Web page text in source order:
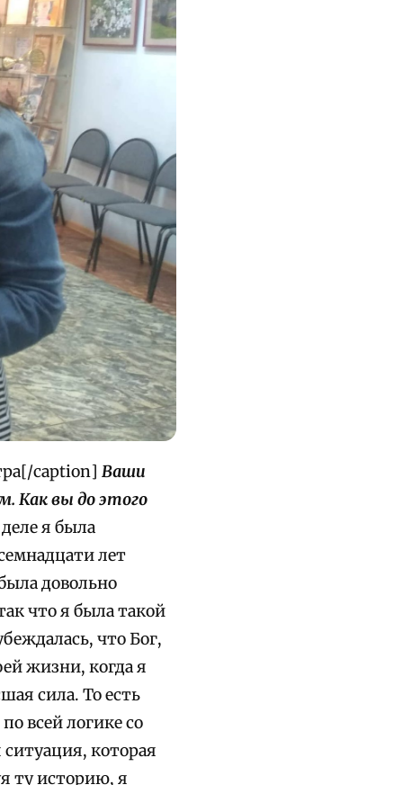
caption] Ваши
Как вы до этого
я была
лет
довольно
что я была такой
что Бог,
жизни, когда я
сила. То есть
всей логике со
которая
ту историю, я